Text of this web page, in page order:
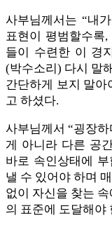
사부님께서는 “내
표현이 평범할수록
들이 수련한 이 경
(박수소리) 다시 말
간단하게 보지 말
고 하셨다.
사부님께서 “굉장하
게 아니라 다른 공
바로 속인상태에
낼 수 있어야 하며
없이 자신을 찾는
의 표준에 도달해야